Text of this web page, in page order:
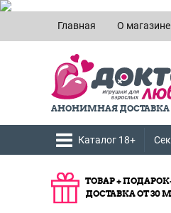
Главная О магазине
АНОНИМНАЯ ДОСТАВКА
Каталог 18+
ТОВАР +
ДОСТАВКА ОТ 30